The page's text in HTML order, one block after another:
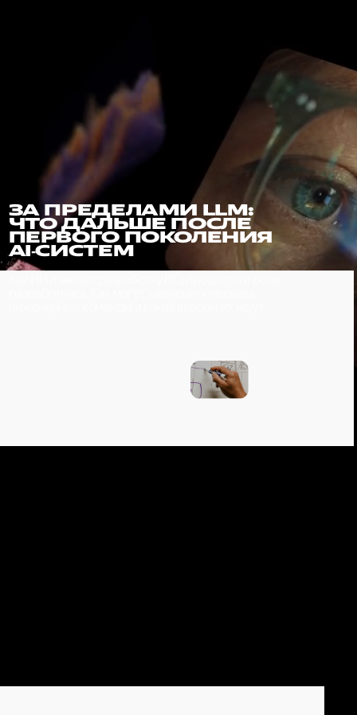
AI
ЗА ПРЕДЕЛАМИ LLM:
ЧТО ДАЛЬШЕ ПОСЛЕ
ПЕРВОГО ПОКОЛЕНИЯ
AI‑СИСТЕМ